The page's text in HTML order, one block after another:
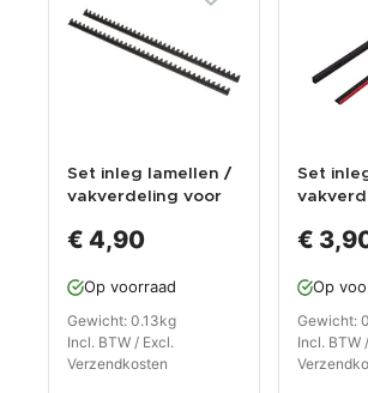
Set inleg lamellen /
vakverdeling voor
€ 4,90
Op voorraad
Gewicht: 0.13kg
Incl. BTW / Excl.
Verzendkosten
Set
€
Op
Gewicht:
Incl. BTW